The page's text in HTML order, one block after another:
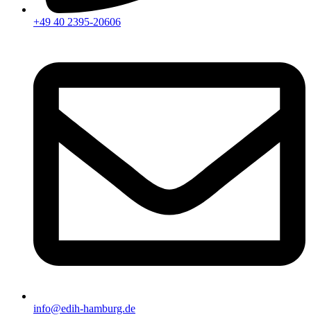
+49 40 2395-20606
info@edih-hamburg.de